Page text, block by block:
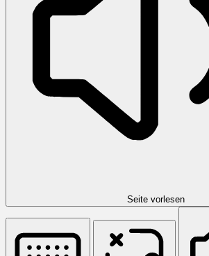
Seite vorlesen